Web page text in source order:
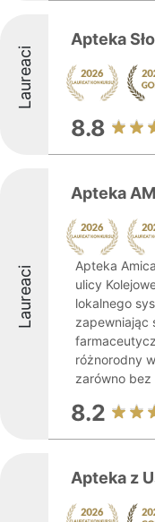
Laureaci
Apteka
8.8
Laureaci
Apteka
Apteka
ulicy
lokalnego
zapewniając
różnorodny
zarówno bez
8.2
Apteka z